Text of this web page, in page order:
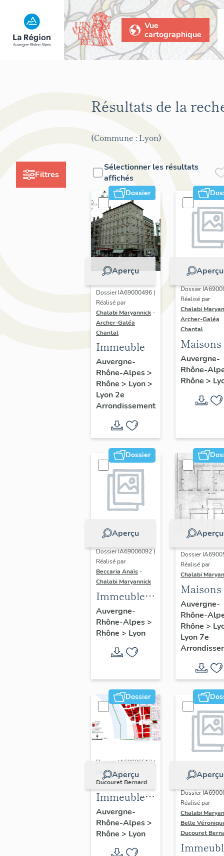
Vue
cartographique
Filtres
Résultats de la
(Commune : Lyon)
Sélectionner les résultats
affichés
Dossier
Aperçu
Dossier IA69000496 |
Réalisé par
Chalabi Maryannick -
Archer-Galéa
Chantal
Immeuble
Auvergne-
Rhône-Alpes>
Rhône > Lyon>
Lyon 2e
Arrondissement
Aperçu
Dossier
Réalisé par
Chalabi
Archer-Galéa
Chantal
Maisons
Auvergne-
Rhône-
Rhône >
Dossier
Aperçu
Dossier IA69006092 |
Réalisé par
Beccaria Anaïs -
Chalabi Maryannick
Immeubles
des Années
Trente de la
rive gauche
Auvergne-
Rhône-Alpes>
Rhône > Lyon
Aperçu
Dossier
Réalisé par
Chalabi
Maisons
Auvergne-
Rhône-
Rhône >
Lyon 7e
Dossier
Aperçu
Dossier IA69006513 |
Réalisé par
Ducouret Bernard
Immeubles
du quartier
Saint-Nizier
Auvergne-
Rhône-Alpes>
Rhône > Lyon
Aperçu
Dossier
Réalisé par
Chalabi
Belle
Ducouret